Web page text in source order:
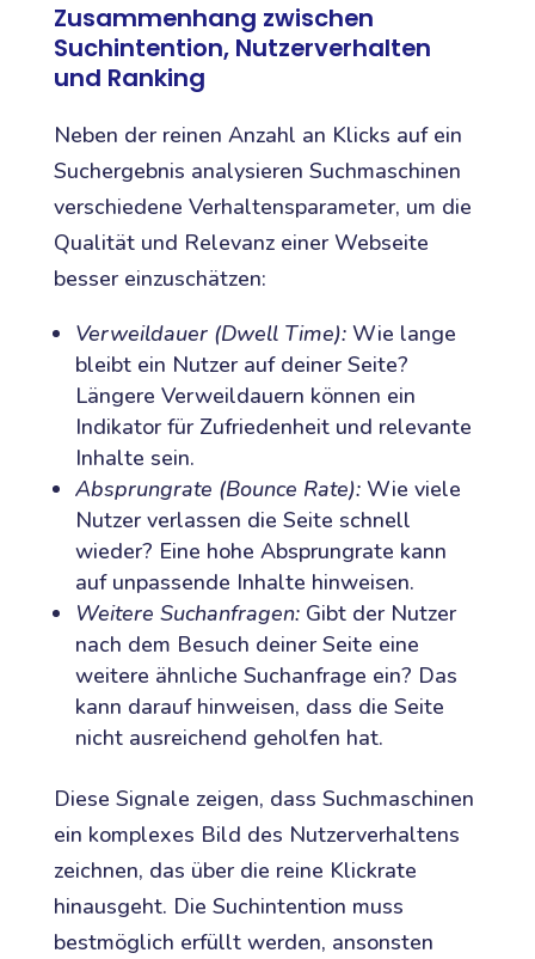
Zusammenhang zwischen
Suchintention, Nutzerverhalten
und Ranking
Neben der reinen Anzahl an Klicks auf ein
Suchergebnis analysieren Suchmaschinen
verschiedene Verhaltensparameter, um die
Qualität und Relevanz einer Webseite
besser einzuschätzen:
Verweildauer (Dwell Time):Wie lange
bleibt ein Nutzer auf deiner Seite?
Längere Verweildauern können ein
Indikator für Zufriedenheit und relevante
Inhalte sein.
Absprungrate (Bounce Rate):Wie viele
Nutzer verlassen die Seite schnell
wieder? Eine hohe Absprungrate kann
auf unpassende Inhalte hinweisen.
Weitere Suchanfragen:Gibt der Nutzer
nach dem Besuch deiner Seite eine
weitere ähnliche Suchanfrage ein? Das
kann darauf hinweisen, dass die Seite
nicht ausreichend geholfen hat.
Diese Signale zeigen, dass Suchmaschinen
ein komplexes Bild des Nutzerverhaltens
zeichnen, das über die reine Klickrate
hinausgeht. Die Suchintention muss
bestmöglich erfüllt werden, ansonsten